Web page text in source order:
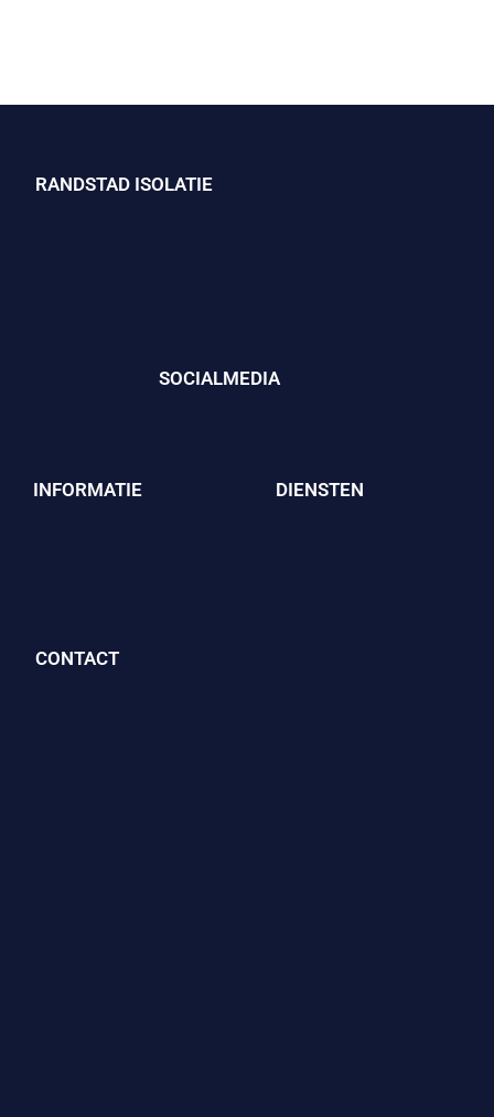
RANDSTAD ISOLATIE
SOCIALMEDIA
INFORMATIE DIENSTEN
CONTACT